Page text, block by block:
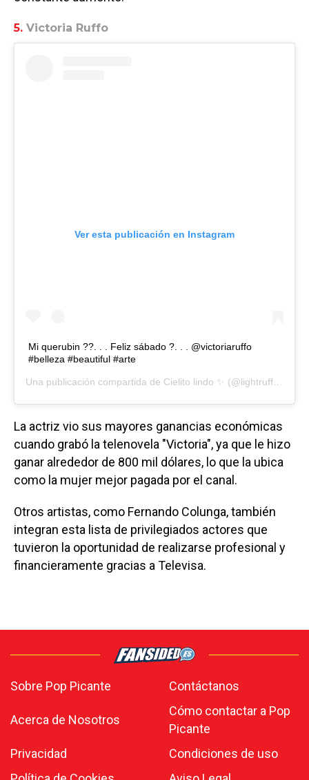
5. Victoria Ruffo
Ver esta publicación en Instagram
Mi querubin ??. . . Feliz sábado ?. . . @victoriaruffo
#belleza #beautiful #arte
Una publicación compartida de Cielito lindo ✨ (@lightruffo) el
La actriz vio sus mayores ganancias económicas
cuando grabó la telenovela "Victoria", ya que le hizo
ganar alrededor de 800 mil dólares, lo que la ubica
como la mujer mejor pagada por el canal.
Otros artistas, como Fernando Colunga, también
integran esta lista de privilegiados actores que
tuvieron la oportunidad de realizarse profesional y
financieramente gracias a Televisa.
Sobre Pop Picante Contáctanos
Acerca de Nosotros
Cómo contactar a Pop
Picante
Privacidad
Condiciones de uso